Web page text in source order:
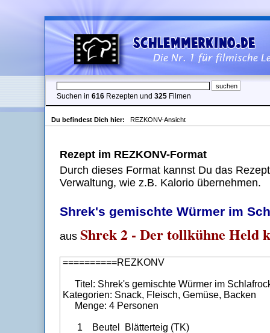
Suchen in 616 Rezepten und 325 Filmen
Du befindest Dich hier: REZKONV-Ansicht
Rezept im REZKONV-Format
Durch dieses Format kannst Du das
Verwaltung, wie z.B. Kalorio übernehmen.
Shrek's gemischte Würmer im
aus Shrek 2 - Der tollkühne Held